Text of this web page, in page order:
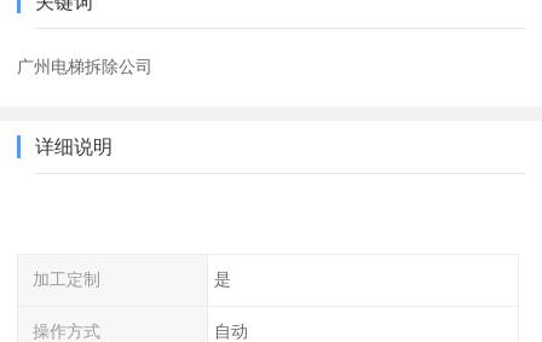
广州电梯拆除公司
详细说明
加工定制 是
操作方式 自动